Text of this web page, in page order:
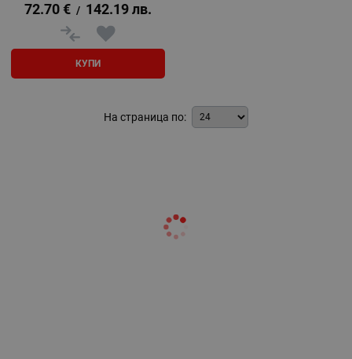
72.70 € / 142.19 лв.
КУПИ
На страница по: